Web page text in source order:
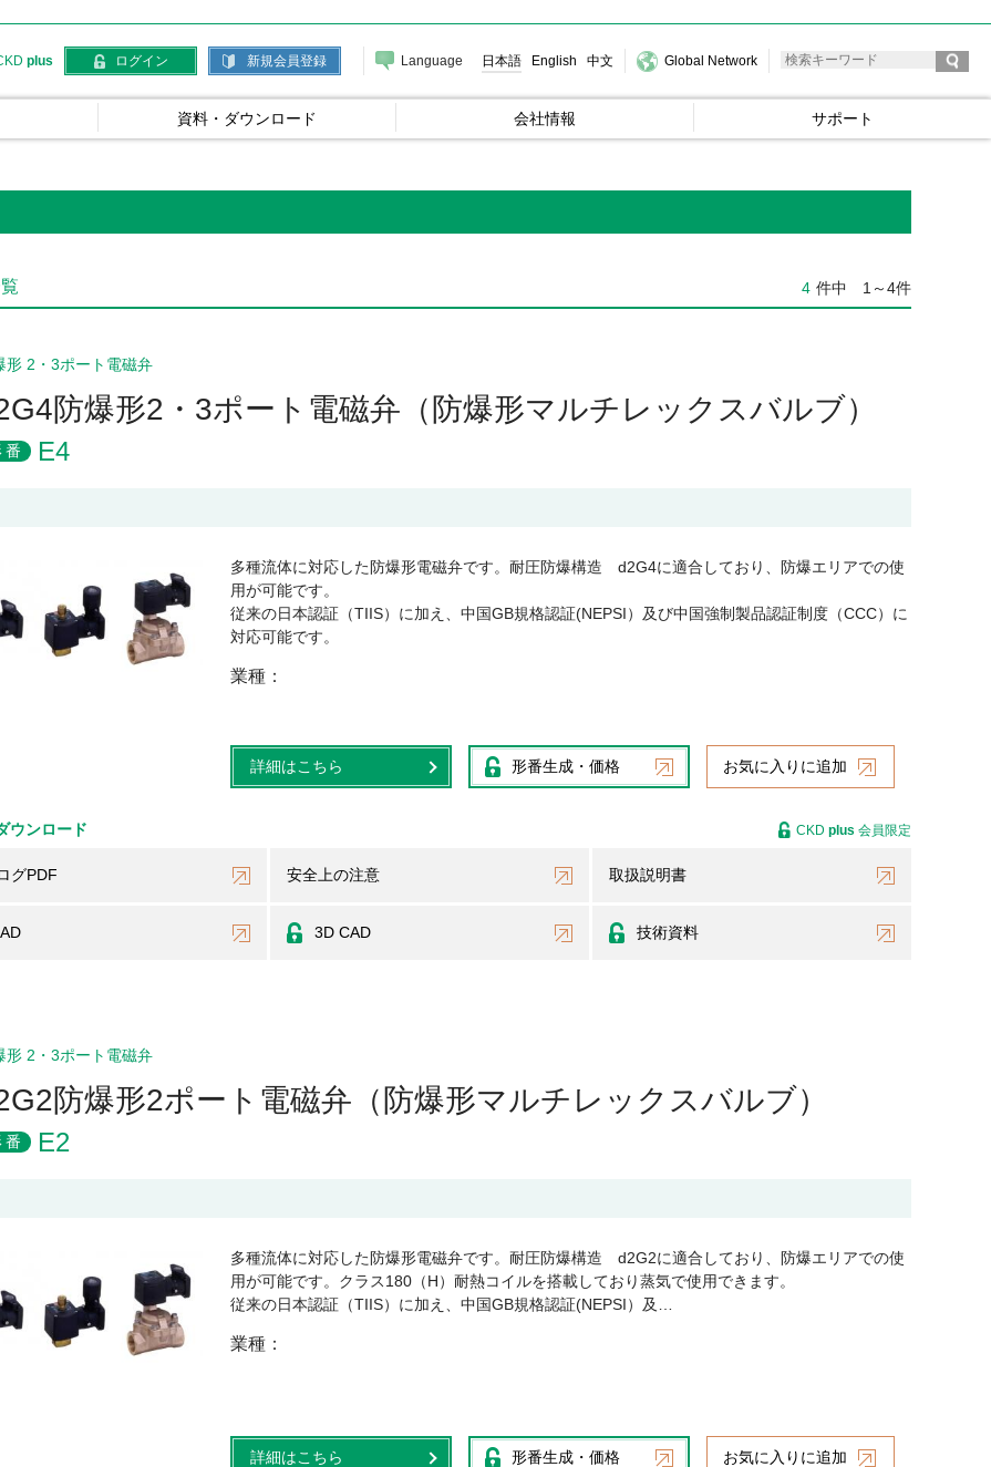
plus ログイン 新規会員登録 Language 日本語 English 中文 Global Network
資料・ダウンロード 会社情報 サポート
4 件中 1～4件
形 2・3ポート電磁弁
防爆形2・3ポート電磁弁（防爆形マルチレックスバルブ）
番 E4
多種流体に対応した防爆形電磁弁です。耐圧防爆構造 d2G4に適合しており、防爆エリアでの使
用が可能です。
従来の日本認証（TIIS）に加え、中国GB規格認証(NEPSI）及び中国強制製品認証制度（CCC）に
対応可能です。
業種
詳細はこちら 形番生成・価格 お気に入りに追加
ウンロード
グPDF 安全上の注意 取扱説明書
3D CAD 技術資料
CKD plus 会員限定
形 2・3ポート電磁弁
防爆形2ポート電磁弁（防爆形マルチレックスバルブ）
番 E2
多種流体に対応した防爆形電磁弁です。耐圧防爆構造 d2G2に適合しており、防爆エリアでの使
用が可能です。クラス180（H）耐熱コイルを搭載しており蒸気で使用できます。
従来の日本認証（TIIS）に加え、中国GB規格認証(NEPSI）及…
業種
詳細はこちら 形番生成・価格 お気に入りに追加